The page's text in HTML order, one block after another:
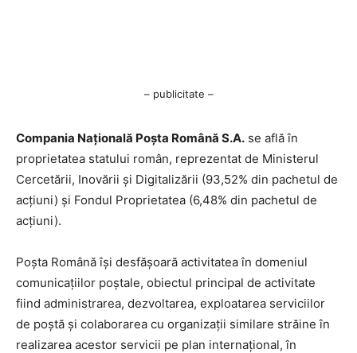
– publicitate –
Compania Națională Poşta Română S.A. se află în
proprietatea statului român, reprezentat de Ministerul
Cercetării, Inovării şi Digitalizării (93,52% din pachetul de
acţiuni) şi Fondul Proprietatea (6,48% din pachetul de
acţiuni).
Poşta Română îşi desfăşoară activitatea în domeniul
comunicaţiilor poştale, obiectul principal de activitate
fiind administrarea, dezvoltarea, exploatarea serviciilor
de poştă şi colaborarea cu organizaţii similare străine în
realizarea acestor servicii pe plan internaţional, în